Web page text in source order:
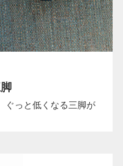
ぐっと低くなる三脚が